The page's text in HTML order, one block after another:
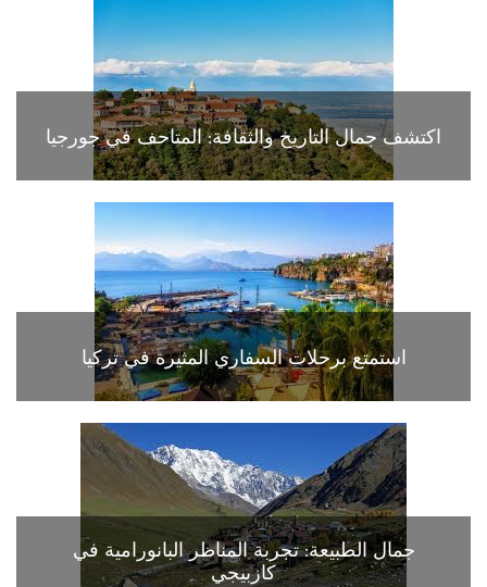
اكتشف جمال التاريخ والثقافة: المتاحف في جورجيا
استمتع برحلات السفاري المثيرة في تركيا
جمال الطبيعة: تجربة المناظر البانورامية في
كازبيجي